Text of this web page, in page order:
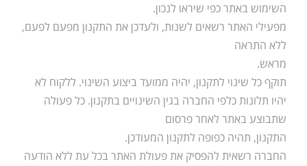
השימוש באתר כפי שיראו לנכון.
מפעילי האתר רשאים לשנות, ולעדכן את התקנון מפעם לפעם,
ללא התראה
מראש.
תוקף כל שינוי לתקנון, יהיה ממועד ביצוע השינוי. ללקוח לא
יהיו תלונות כלפי החברה בגין השינויים בתקנון. כל פעולה
שתבוצע באתר לאחר פרסום
התקנון, תהיה כפופה לתקנון המעודכן.
החברה רשאית להפסיק את פעולת האתר בכל עת ללא הודעה